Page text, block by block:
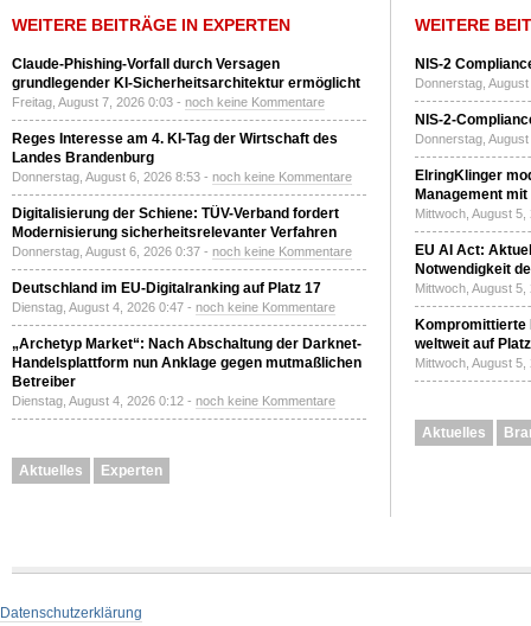
WEITERE BEITRÄGE IN EXPERTEN
Claude-Phishing-Vorfall durch Versagen
grundlegender KI-Sicherheitsarchitektur ermöglicht
Freitag, August 7, 2026 0:03 - noch keine Kommentare
Reges Interesse am 4. KI-Tag der Wirtschaft des
Landes Brandenburg
Donnerstag, August 6, 2026 8:53 - noch keine Kommentare
Digitalisierung der Schiene: TÜV-Verband fordert
Modernisierung sicherheitsrelevanter Verfahren
Donnerstag, August 6, 2026 0:37 - noch keine Kommentare
Deutschland im EU-Digitalranking auf Platz 17
Dienstag, August 4, 2026 0:47 - noch keine Kommentare
„Archetyp Market“: Nach Abschaltung der Darknet-
Handelsplattform nun Anklage gegen mutmaßlichen
Betreiber
Dienstag, August 4, 2026 0:12 - noch keine Kommentare
Aktuelles Experten
WEITERE
NIS-2
Donnerstag,
NIS-2-
Donnerstag,
ElringKlinger
Management
Mittwoch, August
EU AI Act:
Notwendigkeit
Mittwoch, August
Kompromittierte
weltweit auf
Mittwoch, August
Aktuelles
Datenschutzerklärung